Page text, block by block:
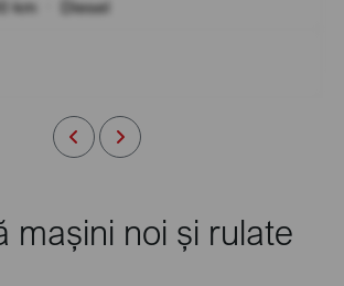
km Diesel
mașini noi și rulate